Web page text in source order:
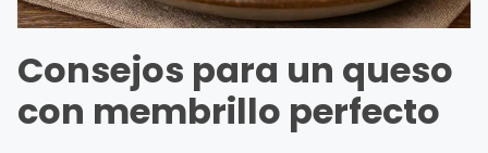
Consejos para un queso
con membrillo perfecto